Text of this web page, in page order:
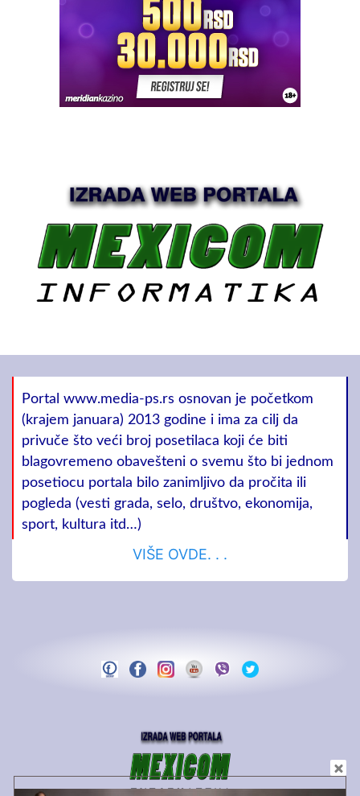
Portal www.media-ps.rs osnovan je početkom
(krajem januara) 2013 godine i ima za cilj da
privuče što veći broj posetilaca koji će biti
blagovremeno obavešteni o svemu što bi jednom
posetiocu portala bilo zanimljivo da pročita ili
pogleda (vesti grada, selo, društvo, ekonomija,
sport, kultura itd…)
VIŠE OVDE. . .